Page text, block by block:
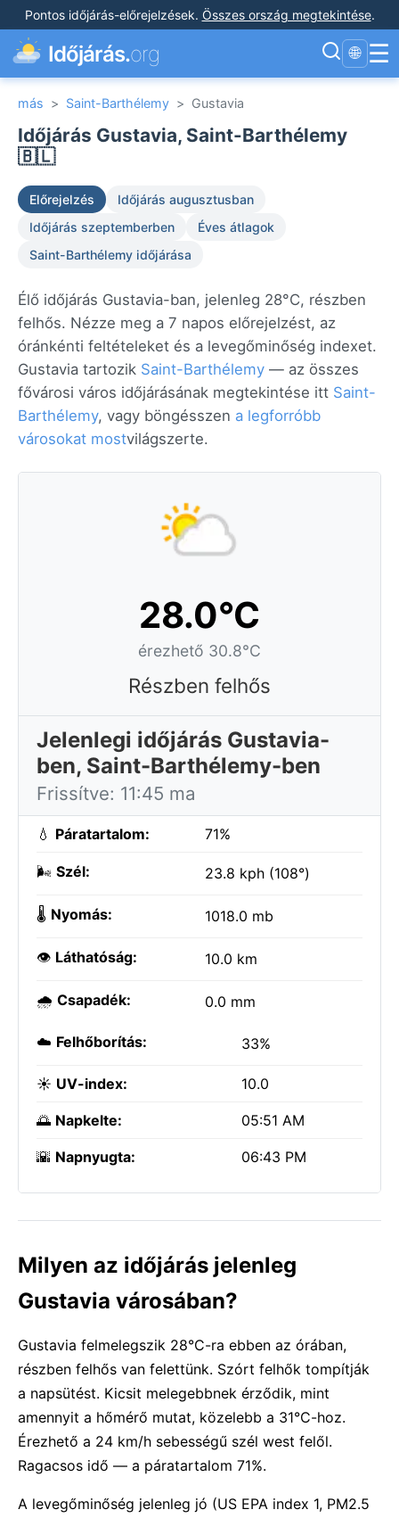
Pontos időjárás-előrejelzések. Összes ország megtekintése.
Időjárás.org 🌐 ☰
más > Saint-Barthélemy > Gustavia
Időjárás Gustavia, Saint-Barthélemy
🇧🇱
Előrejelzés
Időjárás augusztusban
Időjárás szeptemberben
Éves átlagok
Saint-Barthélemy időjárása
Élő időjárás Gustavia-ban, jelenleg 28°C, részben
felhős. Nézze meg a 7 napos előrejelzést, az
óránkénti feltételeket és a levegőminőség indexet.
Gustavia tartozik Saint-Barthélemy — az összes
fővárosi város időjárásának megtekintése itt Saint-
Barthélemy, vagy böngésszen a legforróbb
városokat mostvilágszerte.
28.0°C
érezhető 30.8°C
Részben felhős
Jelenlegi időjárás Gustavia-
ben, Saint-Barthélemy-ben
Frissítve: 11:45 ma
💧 Páratartalom: 71%
🌬️ Szél: 23.8 kph (108°)
🌡️ Nyomás: 1018.0 mb
👁️ Láthatóság: 10.0 km
🌧️ Csapadék: 0.0 mm
☁️ Felhőborítás: 33%
☀️ UV-index: 10.0
🌅 Napkelte: 05:51 AM
🌇 Napnyugta: 06:43 PM
Milyen az időjárás jelenleg
Gustavia városában?
Gustavia felmelegszik 28°C-ra ebben az órában,
részben felhős van felettünk. Szórt felhők tompítják
a napsütést. Kicsit melegebbnek érződik, mint
amennyit a hőmérő mutat, közelebb a 31°C-hoz.
Érezhető a 24 km/h sebességű szél west felől.
Ragacsos idő — a páratartalom 71%.
A levegőminőség jelenleg jó (US EPA index 1, PM2.5